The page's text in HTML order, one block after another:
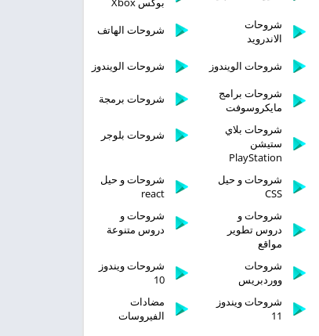
شروحات
الاندرويد
شروحات الهاتف
شروحات الويندوز
شروحات الويندوز
شروحات برامج
مايكروسوفت
شروحات برمجة
شروحات بلاي
ستيشن
PlayStation
شروحات بلوجر
شروحات و حيل
CSS
شروحات و حيل
react
شروحات و
دروس تطوير
مواقع
شروحات و
دروس متنوعة
شروحات
ووردبريس
شروحات ويندوز
10
شروحات ويندوز
11
مضادات
الفيروسات